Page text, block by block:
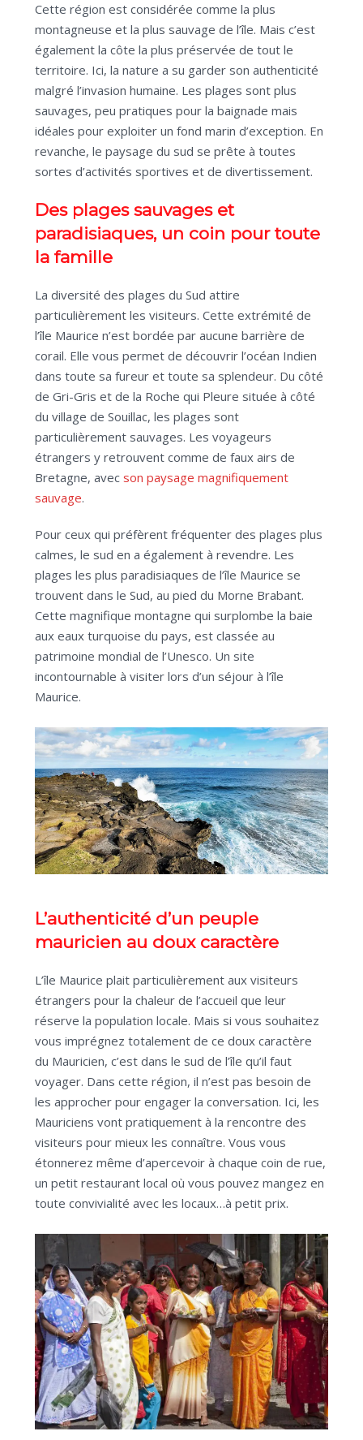
Cette région est considérée comme la plus
montagneuse et la plus sauvage de l’île. Mais c’est
également la côte la plus préservée de tout le
territoire. Ici, la nature a su garder son authenticité
malgré l’invasion humaine. Les plages sont plus
sauvages, peu pratiques pour la baignade mais
idéales pour exploiter un fond marin d’exception. En
revanche, le paysage du sud se prête à toutes
sortes d’activités sportives et de divertissement.
Des plages sauvages et
paradisiaques, un coin pour toute
la famille
La diversité des plages du Sud attire
particulièrement les visiteurs. Cette extrémité de
l’île Maurice n’est bordée par aucune barrière de
corail. Elle vous permet de découvrir l’océan Indien
dans toute sa fureur et toute sa splendeur. Du côté
de Gri-Gris et de la Roche qui Pleure située à côté
du village de Souillac, les plages sont
particulièrement sauvages. Les voyageurs
étrangers y retrouvent comme de faux airs de
Bretagne, avec son paysage magnifiquement
sauvage.
Pour ceux qui préfèrent fréquenter des plages plus
calmes, le sud en a également à revendre. Les
plages les plus paradisiaques de l’île Maurice se
trouvent dans le Sud, au pied du Morne Brabant.
Cette magnifique montagne qui surplombe la baie
aux eaux turquoise du pays, est classée au
patrimoine mondial de l’Unesco. Un site
incontournable à visiter lors d’un séjour à l’île
Maurice.
L’authenticité d’un peuple
mauricien au doux caractère
L’île Maurice plait particulièrement aux visiteurs
étrangers pour la chaleur de l’accueil que leur
réserve la population locale. Mais si vous souhaitez
vous imprégnez totalement de ce doux caractère
du Mauricien, c’est dans le sud de l’île qu’il faut
voyager. Dans cette région, il n’est pas besoin de
les approcher pour engager la conversation. Ici, les
Mauriciens vont pratiquement à la rencontre des
visiteurs pour mieux les connaître. Vous vous
étonnerez même d’apercevoir à chaque coin de rue,
un petit restaurant local où vous pouvez mangez en
toute convivialité avec les locaux…à petit prix.